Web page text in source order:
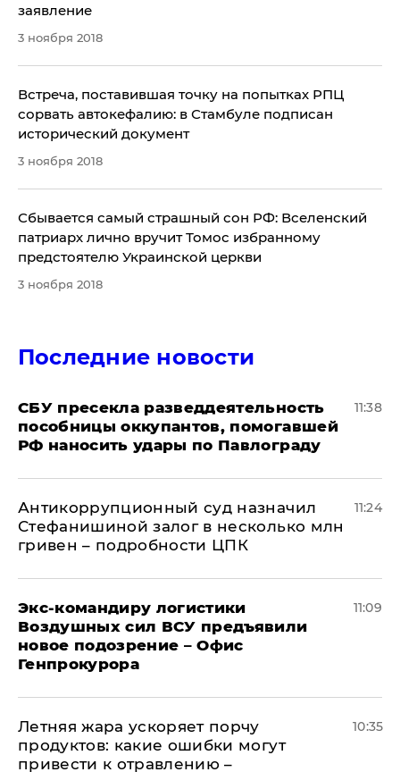
заявление
3 ноября 2018
​Встреча, поставившая точку на попытках РПЦ
сорвать автокефалию: в Стамбуле подписан
исторический документ
3 ноября 2018
Сбывается самый страшный сон РФ: Вселенский
патриарх лично вручит Томос избранному
предстоятелю Украинской церкви
3 ноября 2018
Последние новости
СБУ пресекла разведдеятельность
пособницы оккупантов, помогавшей
РФ наносить удары по Павлограду
11:38
Антикоррупционный суд назначил
Стефанишиной залог в несколько млн
гривен – подробности ЦПК
11:24
Экс-командиру логистики
Воздушных сил ВСУ предъявили
новое подозрение – Офис
Генпрокурора
11:09
Летняя жара ускоряет порчу
продуктов: какие ошибки могут
привести к отравлению –
10:35